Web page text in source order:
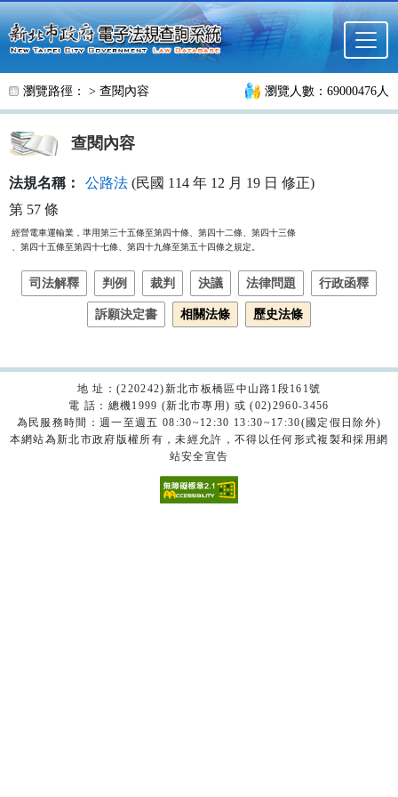
跳至主要內容
瀏覽路徑： > 查閱內容 瀏覽人數：69000476人
查閱內容
法規名稱： 公路法 (民國 114 年 12 月 19 日 修正)
第 57 條
經營電車運輸業，準用第三十五條至第四十條、第四十二條、第四十三條
、第四十五條至第四十七條、第四十九條至第五十四條之規定。
司法解釋 判例 裁判 決議 法律問題 行政函釋
訴願決定書 相關法條 歷史法條
地 址：(220242)新北市板橋區中山路1段161號
電 話：總機1999 (新北市專用) 或 (02)2960-3456
為民服務時間：週一至週五 08:30~12:30 13:30~17:30(國定假日除外)
本網站為新北市政府版權所有，未經允許，不得以任何形式複製和採用網
站安全宣告